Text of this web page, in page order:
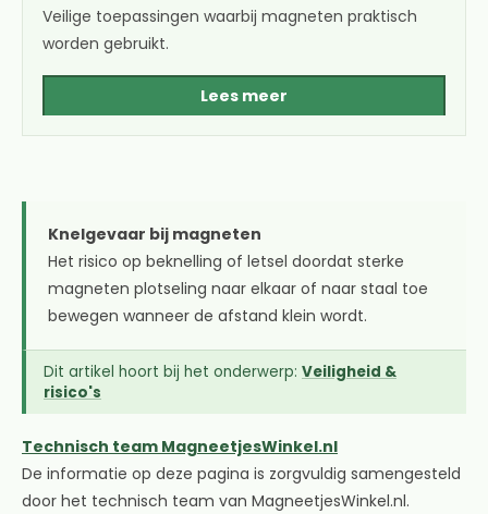
Veilige toepassingen waarbij magneten praktisch
worden gebruikt.
Lees meer
Knelgevaar bij magneten
Het risico op beknelling of letsel doordat sterke
magneten plotseling naar elkaar of naar staal toe
bewegen wanneer de afstand klein wordt.
Dit artikel hoort bij het onderwerp: Veiligheid &
risico's
Technisch team MagneetjesWinkel.nl
De informatie op deze pagina is zorgvuldig samengesteld
door het technisch team van MagneetjesWinkel.nl.